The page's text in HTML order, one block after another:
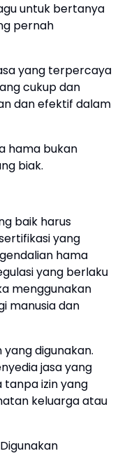
untuk bertanya
pernah
yang terpercaya
cukup dan
dan efektif dalam
hama bukan
biak.
baik harus
yang
hama
yang berlaku
menggunakan
manusia dan
digunakan.
jasa yang
izin yang
keluarga atau